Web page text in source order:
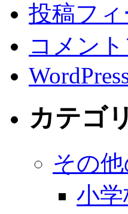
投稿フィ
コメン
カテゴ
その
小